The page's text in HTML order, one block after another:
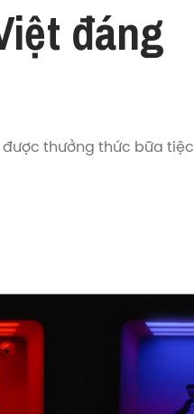
đáng
thưởng thức bữa tiệc